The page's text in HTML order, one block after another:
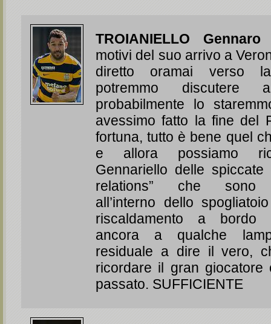
TROIANIELLO Gennaro
motivi del suo arrivo a
diretto oramai verso
potremmo
probabilmente lo
avessimo fatto la fine del
fortuna, tutto è bene quel
e allora possiamo
Gennariello delle spiccate
relations” che sono
all’interno dello
riscaldamento a bordo
ancora a qualche
residuale a dire il vero,
ricordare il gran
passato. SUFFICIENTE